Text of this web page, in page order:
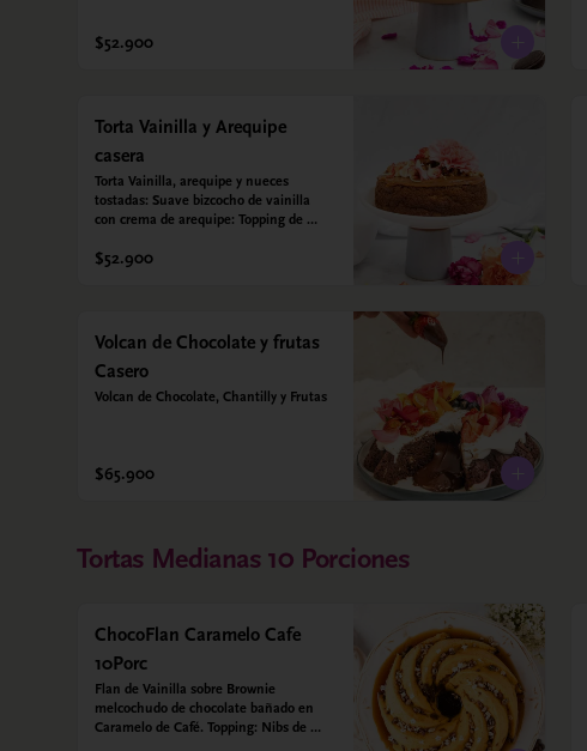
arroz y almendras. Endulzada con
estevia.
$52.900
Torta Vainilla y Arequipe
casera
Torta Vainilla, arequipe y nueces
tostadas: Suave bizcocho de vainilla
con crema de arequipe: Topping de
gluten - Apta para diabéticos. Hechos
$52.900
Volcan de Chocolate y frutas
Casero
Volcan de Chocolate, Chantilly y Frutas
$65.900
Tortas Medianas 10 Porciones
ChocoFlan Caramelo Cafe
10Porc
Flan de Vainilla sobre Brownie
melcochudo de chocolate bañado en
Caramelo de Café. Topping: Nibs de